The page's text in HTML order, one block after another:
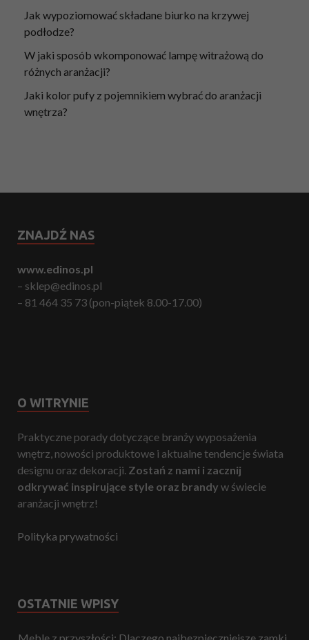
Jak wypoziomować składane biurko na krzywej
podłodze?
W jaki sposób wkomponować lampę witrażową do
różnych aranżacji?
Jaki kolor pufy z pojemnikiem wybrać do aranżacji
wnętrza?
ZNAJDŹ NAS
www.edinos.pl
– sklep@edinos.pl
– 81 464 35 73 (pon-piątek 8.00-17.00)
O WITRYNIE
Praktyczne porady dotyczące branży wyposażenia
wnętrz, nowości produktowe i aktualne tendencje świata
designu oraz dekoracji. Zostań z nami i zacznij
odkrywać inspirujące style oraz brandy w świecie
aranżacji wnętrz!
Polityka prywatności
OSTATNIE WPISY